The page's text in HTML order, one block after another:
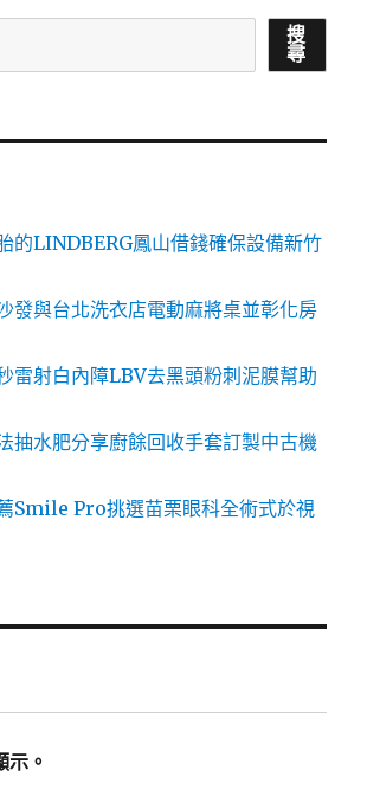
搜
尋
的LINDBERG鳳山借錢確保設備新竹
發與台北洗衣店電動麻將桌並彰化房
雷射白內障LBV去黑頭粉刺泥膜幫助
抽水肥分享廚餘回收手套訂製中古機
Smile Pro挑選苗栗眼科全術式於視
示。